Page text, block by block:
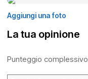
Aggiungi una foto
La tua opinione
Punteggio complessivo